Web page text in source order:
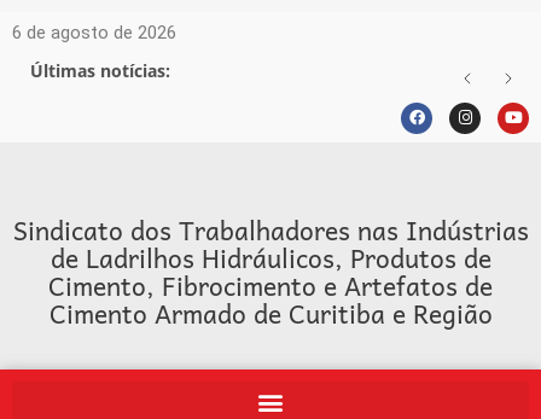
6 de agosto de 2026
Últimas notícias:
Sindicato dos Trabalhadores nas Indústrias
de Ladrilhos Hidráulicos, Produtos de
Cimento, Fibrocimento e Artefatos de
Cimento Armado de Curitiba e Região